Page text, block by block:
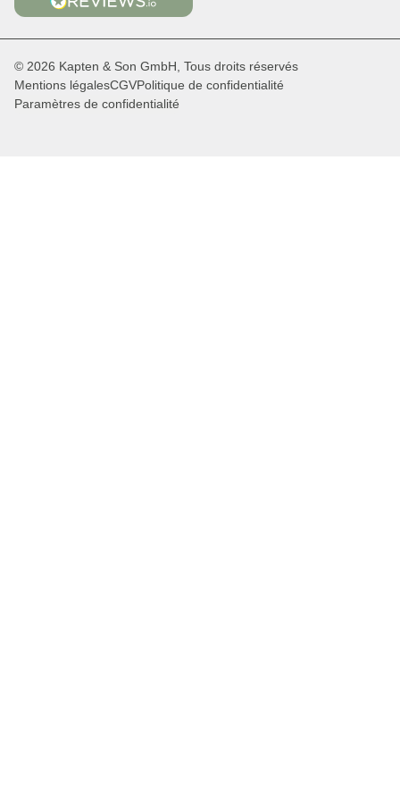
© 2026 Kapten & Son GmbH, Tous droits réservés
Mentions légalesCGVPolitique de confidentialité
Paramètres de confidentialité